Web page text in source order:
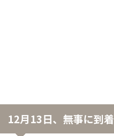
12月13日、無事に到着